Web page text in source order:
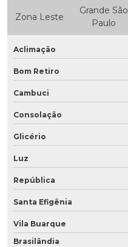
Zona Leste
Grande São
Paulo
Aclimação
Bom Retiro
Cambuci
Consolação
Glicério
Luz
República
Santa Efigênia
Vila Buarque
Brasilândia